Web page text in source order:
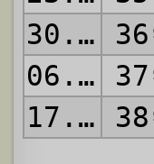
30.05.1982
36
06.06.1982
37
17.06.1982
38